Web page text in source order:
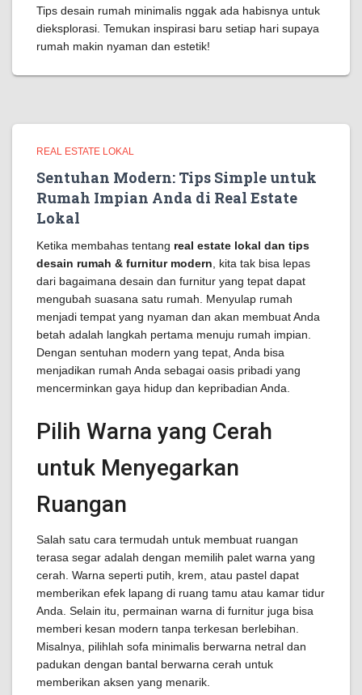
Tips desain rumah minimalis nggak ada habisnya untuk
dieksplorasi. Temukan inspirasi baru setiap hari supaya
rumah makin nyaman dan estetik!
REAL ESTATE LOKAL
Sentuhan Modern: Tips Simple untuk
Rumah Impian Anda di Real Estate
Lokal
Ketika membahas tentang real estate lokal dan tips
desain rumah & furnitur modern , kita tak bisa lepas
dari bagaimana desain dan furnitur yang tepat dapat
mengubah suasana satu rumah. Menyulap rumah
menjadi tempat yang nyaman dan akan membuat Anda
betah adalah langkah pertama menuju rumah impian.
Dengan sentuhan modern yang tepat, Anda bisa
menjadikan rumah Anda sebagai oasis pribadi yang
mencerminkan gaya hidup dan kepribadian Anda.
Pilih Warna yang Cerah
untuk Menyegarkan
Ruangan
Salah satu cara termudah untuk membuat ruangan
terasa segar adalah dengan memilih palet warna yang
cerah. Warna seperti putih, krem, atau pastel dapat
memberikan efek lapang di ruang tamu atau kamar tidur
Anda. Selain itu, permainan warna di furnitur juga bisa
memberi kesan modern tanpa terkesan berlebihan.
Misalnya, pilihlah sofa minimalis berwarna netral dan
padukan dengan bantal berwarna cerah untuk
memberikan aksen yang menarik.